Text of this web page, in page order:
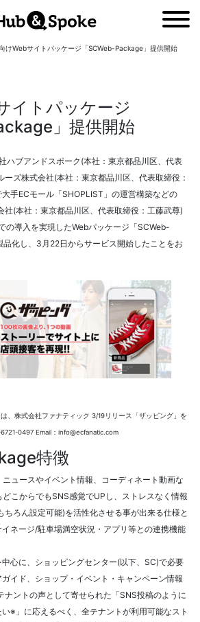
要
プト
容
プライバシーポリシー
けWebサイトパッケージ「SCWeb-Package」提供開始
イトパッケージ
」提供開始
ハブアンドスポーク(本社：東京都品川区、代表
ズ株式会社(本社：東京都品川区、代表取締役：
手ECモール「SHOPLIST」の運営構築などの
社(本社：東京都品川区、代表取締役：工藤武尊)
の導入を実現したWebパッケージ「SCWeb-
化し、3月22日からサービス開始したことをお
、株式会社ファナティック 3/19リリース「ザッピング」を
0497 Email： info@ecfanatic.com
特徴
ュースやイベント情報、コーディネート動画な
こからでもSNS感覚でUPし、ストレスなく情報
ちろん設定可能)を活性化させる事が出来る仕様と
ネージ/駐車場満空状況・アプリ等との連携機能
中心に、ショッピングセンター(以下、SC)で必要
イド、ショップ・イベント・キャンペーン情報
ナントの声として寄せられた「SNS投稿のように
※」に応えるべく、全テナントが利用可能なスト